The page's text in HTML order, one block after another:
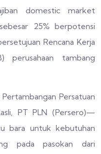
domestic market
25% berpotensi
Rencana Kerja
perusahaan tambang
Persatuan
PT PLN (Persero)—
bara untuk kebutuhan
pada pasokan dari